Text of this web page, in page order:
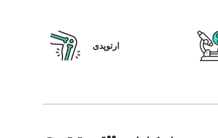
ارتوپدی